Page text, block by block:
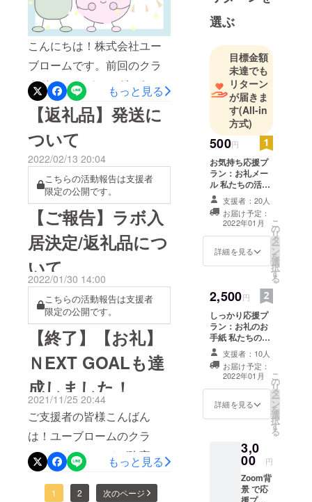
願いいたします！ユーブ
ローム一同
こんにちは！株式会社ユー
ブロームです。前回のクラ
ウドファンディングから約
１年、これまでサービスの
開発を進めてまいりまし
た。最近は、東京理科大学
の認定学生発ベンチャーの
第１号に認定、特許庁アク
セラIPASや、広島県との実
証実験への参加、アジア最
大のリアルテックイベント
「バイオテックグランプリ
2022」ファイナリスト選出
など、嬉しいニュースが続
いています。そして、本日
2022年11月12日（いい肌の
日）に合わせて、「肌フ
ローラカルテ™」 β版を
ローンチしました㊗⇒サー
ビスページはこちらからこ
こまでこれたのも、皆様か
らのご支援があったからに
他なりません。今後ユーブ
ロームは、顔×スキンケアだ
もっと見る
【返礼品】発送に
ついて
2022/02/13 20:04
こちらの活動報告は支援者
限定の公開です。
【ご報告】ラボ入
居決定/返礼品につ
いて
2022/01/30 14:00
こちらの活動報告は支援者
限定の公開です。
【終了】【お礼】
ＮEXT GOALも達
成しました！
2021/11/25 20:44
ご支援者の皆様こんばん
は！ユーブロームのクラ
ファンチャレンジが昨夜、
終了いたしました。まだ開
発段階にも関わらず、たく
もっと見る
1 2 次のページ
選ぶ
目標金額
未達でも
リターン
が届きま
す(All-in
方式)
500円
お気持ち応援プ
ラン：お礼メー
ル 私たちの活動
を応援していた
だける方に向け
たリターンで
す。プロジェク
トメンバーから
の感謝のメール
支援者：20人
お届け予定：
2022年01月
詳細を見る
こ
の
リ
タ
ー
ン
を
選
択
す
る
2,500円
しっかり応援プ
ラン：お礼のお
手紙 私たちの活
動を応援してい
ただける方に向
けたリターンで
す。 プロジェク
トメンバーから
の感謝のお手紙
支援者：10人
お届け予定：
2022年01月
詳細を見る
こ
の
リ
タ
ー
ン
を
選
択
す
る
3,0
00 円
Zoom背
景 で応